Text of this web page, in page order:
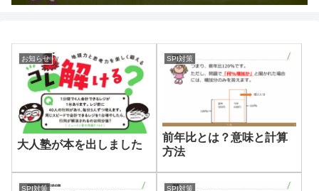
お知らせ
大人塾が本を出しました
SPI対策
前年比とは？意味と計算
方法
SPI対策 SPI対策